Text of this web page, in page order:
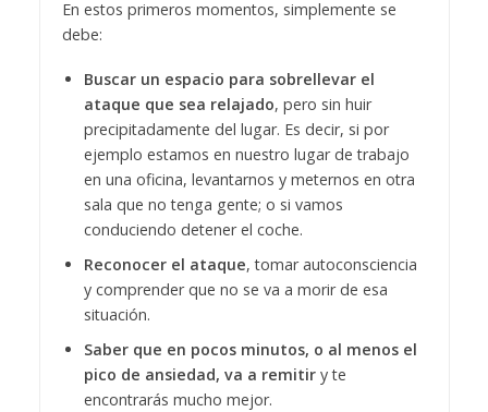
En estos primeros momentos, simplemente se
debe:
Buscar un espacio para sobrellevar el
ataque que sea relajado, pero sin huir
precipitadamente del lugar. Es decir, si por
ejemplo estamos en nuestro lugar de trabajo
en una oficina, levantarnos y meternos en otra
sala que no tenga gente; o si vamos
conduciendo detener el coche.
Reconocer el ataque, tomar autoconsciencia
y comprender que no se va a morir de esa
situación.
Saber que en pocos minutos, o al menos el
pico de ansiedad, va a remitiry te
encontrarás mucho mejor.